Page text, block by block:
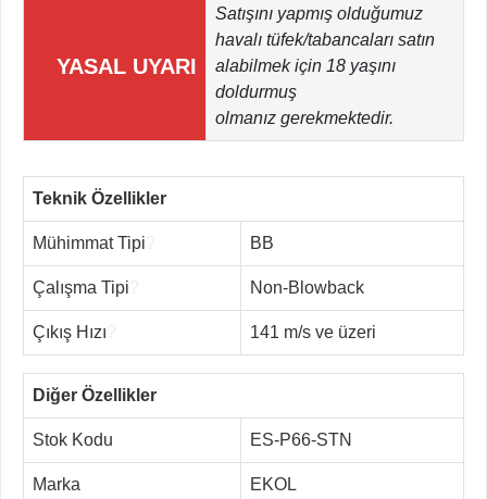
YASAL UYARI
Satışını yapmış olduğumuz
havalı tüfek/tabancaları satın
alabilmek için 18 yaşını
doldurmuş
olmanız gerekmektedir.
Teknik Özellikler
Mühimmat Tipi BB
Çalışma Tipi Non-Blowback
Çıkış Hızı 141 m/s ve üzeri
Diğer Özellikler
Stok Kodu ES-P66-STN
Marka EKOL